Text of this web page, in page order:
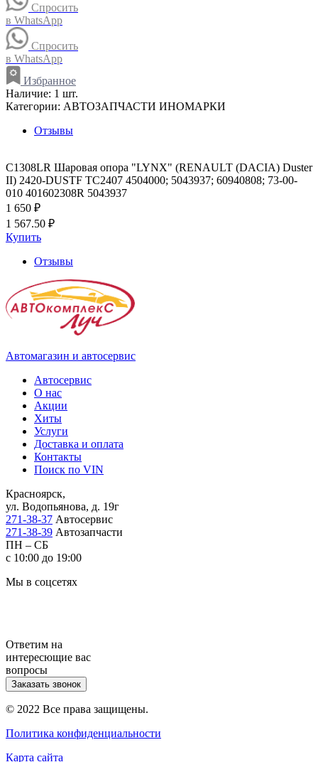
Спросить
в WhatsApp
Спросить
в WhatsApp
Избранное
Наличие: 1 шт.
Категории: АВТОЗАПЧАСТИ ИНОМАРКИ
Отзывы
C1308LR Шаровая опора "LYNX" (RENAULT (DACIA) Duster
II) 2420-DUSTF TC2407 4504000; 5043937; 60940808; 73-00-
010 401602308R 5043937
1 650 ₽
1 567.50 ₽
Купить
Отзывы
Автомагазин и автосервис
Автосервис
О нас
Акции
Хиты
Услуги
Доставка и оплата
Контакты
Поиск по VIN
Красноярск,
ул. Водопьянова, д. 19г
271-38-37 Автосервис
271-38-39 Автозапчасти
ПН – СБ
с 10:00 до 19:00
Мы в соцсетях
Ответим на
интересющие вас
вопросы
Заказать звонок
© 2022 Все права защищены.
Политика конфиденциальности
Карта сайта